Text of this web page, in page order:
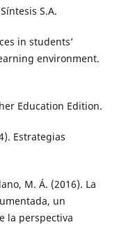
S.A.
in students’
environment.
Education Edition.
Estrategias
M. Á. (2016). La
un
la perspectiva